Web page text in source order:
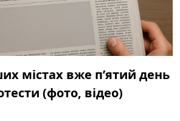
містах вже п’ятий день
(фото, відео)